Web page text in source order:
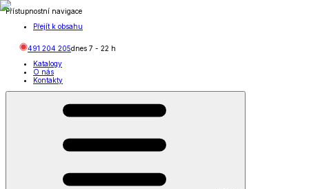
Přístupnostní navigace
Přejít k obsahu
491 204 205dnes 7 - 22 h
Katalogy
O nás
Kontakty